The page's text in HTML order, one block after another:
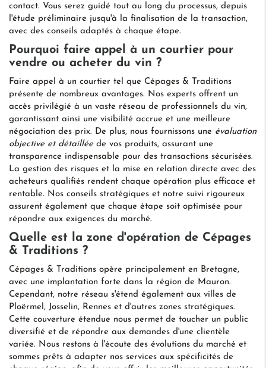
contact. Vous serez guidé tout au long du processus, depuis
l'étude préliminaire jusqu'à la finalisation de la transaction,
avec des conseils adaptés à chaque étape.
Pourquoi faire appel à un courtier pour
vendre ou acheter du vin ?
Faire appel à un courtier tel que Cépages & Traditions
présente de nombreux avantages. Nos experts offrent un
accès privilégié à un vaste réseau de professionnels du vin,
garantissant ainsi une visibilité accrue et une meilleure
négociation des prix. De plus, nous fournissons une évaluation
objective et détailléede vos produits, assurant une
transparence indispensable pour des transactions sécurisées.
La gestion des risques et la mise en relation directe avec des
acheteurs qualifiés rendent chaque opération plus efficace et
rentable. Nos conseils stratégiques et notre suivi rigoureux
assurent également que chaque étape soit optimisée pour
répondre aux exigences du marché.
Quelle est la zone d'opération de Cépages
& Traditions ?
Cépages & Traditions opère principalement en Bretagne,
avec une implantation forte dans la région de Mauron.
Cependant, notre réseau s'étend également aux villes de
Ploërmel, Josselin, Rennes et d'autres zones stratégiques.
Cette couverture étendue nous permet de toucher un public
diversifié et de répondre aux demandes d'une clientèle
variée. Nous restons à l'écoute des évolutions du marché et
sommes prêts à adapter nos services aux spécificités de